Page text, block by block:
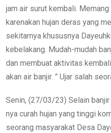
jam air surut kembali.
karenakan hujan deras yang
sekitarnya khususnya
kebelakang. Mudah-mudah
dan membuat aktivitas
akan air banjir. ” Ujar salah
Senin, (27/03/23) Selain
nya curah hujan yang tinggi
seorang masyarakat Desa